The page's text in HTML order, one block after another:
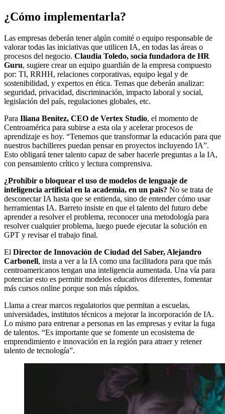
¿Cómo implementarla?
Las empresas deberán tener algún comité o equipo responsable de
valorar todas las iniciativas que utilicen IA, en todas las áreas o
procesos del negocio. Claudia Toledo, socia fundadora de HR
Guru, sugiere crear un equipo guardián de la empresa compuesto
por: TI, RRHH, relaciones corporativas, equipo legal y de
sostenibilidad, y expertos en ética. Temas que deberán analizar:
seguridad, privacidad, discriminación, impacto laboral y social,
legislación del país, regulaciones globales, etc.
Para Iliana Benítez, CEO de Vertex Studio, el momento de
Centroamérica para subirse a esta ola y acelerar procesos de
aprendizaje es hoy. “Tenemos que transformar la educación para que
nuestros bachilleres puedan pensar en proyectos incluyendo IA”.
Esto obligará tener talento capaz de saber hacerle preguntas a la IA,
con pensamiento crítico y lectura comprensiva.
¿Prohibir o bloquear el uso de modelos de lenguaje de
inteligencia artificial en la academia, en un país? No se trata de
desconectar IA hasta que se entienda, sino de entender cómo usar
herramientas IA. Barreto insiste en que el talento del futuro debe
aprender a resolver el problema, reconocer una metodología para
resolver cualquier problema, luego puede ejecutar la solución en
GPT y revisar el trabajo final.
El Director de Innovación de Ciudad del Saber, Alejandro
Carbonell, insta a ver a la IA como una facilitadora para que más
centroamericanos tengan una inteligencia aumentada. Una vía para
potenciar esto es permitir modelos educativos diferentes, fomentar
más cursos online porque son más rápidos.
Llama a crear marcos regulatorios que permitan a escuelas,
universidades, institutos técnicos a mejorar la incorporación de IA.
Lo mismo para entrenar a personas en las empresas y evitar la fuga
de talentos. “Es importante que se fomente un ecosistema de
emprendimiento e innovación en la región para atraer y retener
talento de tecnología”.